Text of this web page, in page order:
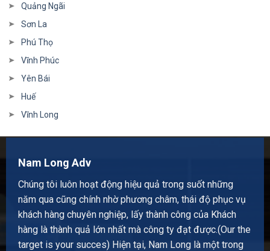
Quảng Ngãi
Sơn La
Phú Thọ
Vĩnh Phúc
Yên Bái
Huế
Vĩnh Long
Nam Long Adv
Chúng tôi luôn hoạt động hiệu quả trong suốt những
năm qua cũng chính nhờ phương châm, thái độ phục vụ
khách hàng chuyên nghiệp, lấy thành công của Khách
hàng là thành quả lớn nhất mà công ty đạt được.(Our the
target is your succes) Hiện tại, Nam Long là một trong